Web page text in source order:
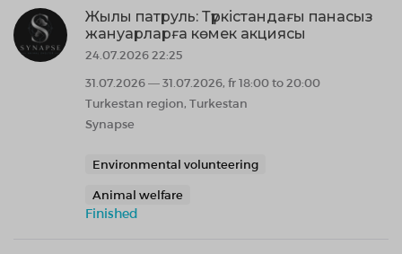
Жылы патруль: Түркістандағы панасыз
жануарларға көмек акциясы
24.07.2026 22:25
31.07.2026 — 31.07.2026, fr 18:00 to 20:00
Turkestan region, Turkestan
Synapse
Environmental volunteering
Animal welfare
Finished